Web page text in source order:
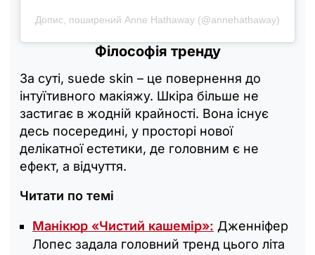
Допис, поширений Anne Hathaway (@annehathaway)
Філософія тренду
За суті, suede skin – це повернення до
інтуїтивного макіяжу. Шкіра більше не
застигає в жодній крайності. Вона існує
десь посередині, у просторі нової
делікатної естетики, де головним є не
ефект, а відчуття.
Читати по темі
Манікюр «Чистий кашемір»: Дженніфер
Лопес задала головний тренд цього літа